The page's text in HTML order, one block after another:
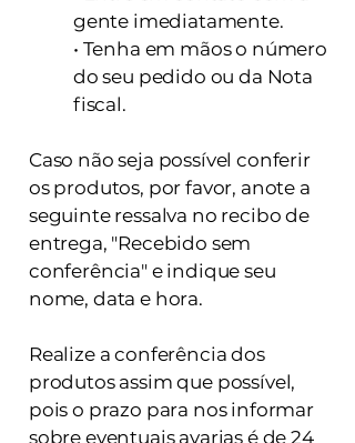
gente imediatamente.
• Tenha em mãos o número
do seu pedido ou da Nota
fiscal.
Caso não seja possível conferir
os produtos, por favor, anote a
seguinte ressalva no recibo de
entrega, "Recebido sem
conferência" e indique seu
nome, data e hora.
Realize a conferência dos
produtos assim que possível,
pois o prazo para nos informar
sobre eventuais avarias é de 24